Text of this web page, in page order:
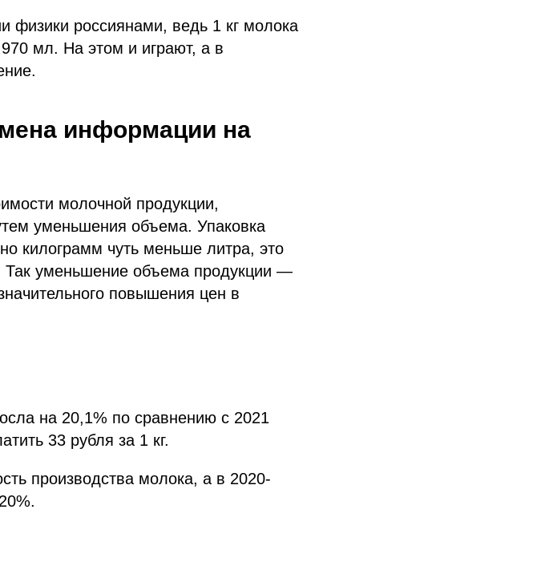
физики россиянами, ведь 1 кг молока
мл. На этом и играют, а в
информации на
молочной продукции,
уменьшения объема. Упаковка
килограмм чуть меньше литра, это
Так уменьшение объема продукции —
повышения цен в
на 20,1% по сравнению с 2021
33 рубля за 1 кг.
производства молока, а в 2020-